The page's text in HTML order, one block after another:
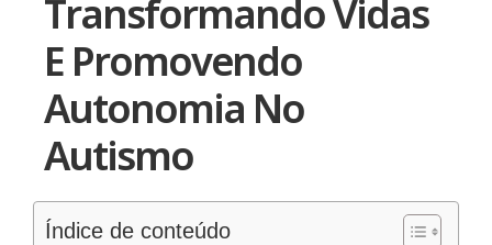
Transformando Vidas
E Promovendo
Autonomia No
Autismo
Índice de conteúdo